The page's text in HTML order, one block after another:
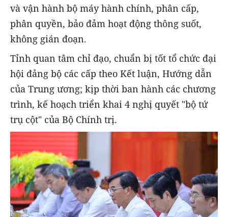
và vận hành bộ máy hành chính, phân cấp,
phân quyền, bảo đảm hoạt động thông suốt,
không gián đoạn.
Tỉnh quan tâm chỉ đạo, chuẩn bị tốt tổ chức đại
hội đảng bộ các cấp theo Kết luận, Hướng dẫn
của Trung ương; kịp thời ban hành các chương
trình, kế hoạch triển khai 4 nghị quyết "bộ tứ
trụ cột" của Bộ Chính trị.